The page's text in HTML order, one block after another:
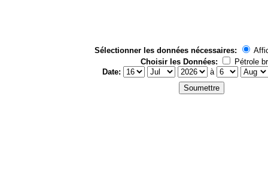
Sélectionner les données nécessaires:
Choisir les Données:
Pétrole
Date:
à